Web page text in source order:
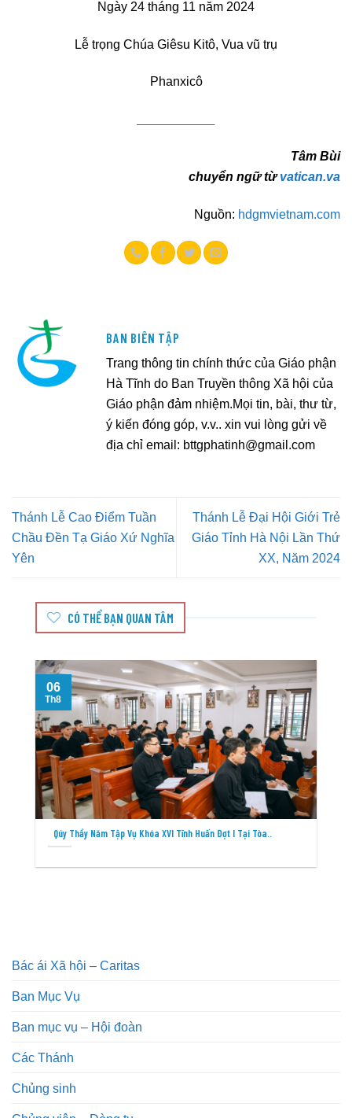
Ngày 24 tháng 11 năm 2024
Lễ trọng Chúa Giêsu Kitô, Vua vũ trụ
Phanxicô
Tâm Bùi
chuyển ngữ từvatican.va
Nguồn: hdgmvietnam.com
BAN BIÊN TẬP
Trang thông tin chính thức của Giáo phận
Hà Tĩnh do Ban Truyền thông Xã hội của
Giáo phận đảm nhiệm.Mọi tin, bài, thư từ,
ý kiến đóng góp, v.v.. xin vui lòng gửi về
địa chỉ email: bttgphatinh@gmail.com
Thánh Lễ Cao Điểm Tuần
Chầu Đền Tạ Giáo Xứ Nghĩa
Yên
Thánh Lễ Đại Hội Giới Trẻ
Giáo Tỉnh Hà Nội Lần Thứ
XX, Năm 2024
CÓ THỂ BẠN QUAN TÂM
Qúy Thầy Năm Tập Vụ Khóa XVI Tĩnh Huấn Đợt I Tại Tòa..
06
Th8
Bác ái Xã hội – Caritas
Ban Mục Vụ
Ban mục vụ – Hội đoàn
Các Thánh
Chủng sinh